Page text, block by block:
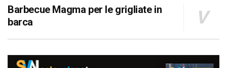
Barbecue Magma per le grigliate in
barca